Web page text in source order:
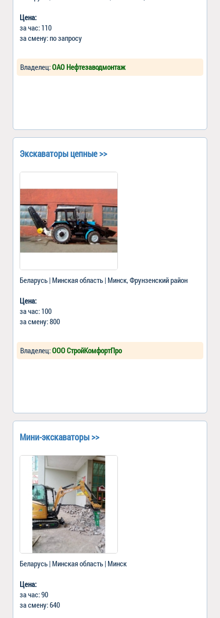
Цена:
за час: 110
за смену: по запросу
Владелец:ОАО Нефтезаводмонтаж
Экскаваторы цепные >>
Беларусь | Минская область | Минск, Фрунзенский район
Цена:
за час: 100
за смену: 800
Владелец:ООО СтройКомфортПро
Мини-экскаваторы >>
Беларусь | Минская область | Минск
Цена:
за час: 90
за смену: 640